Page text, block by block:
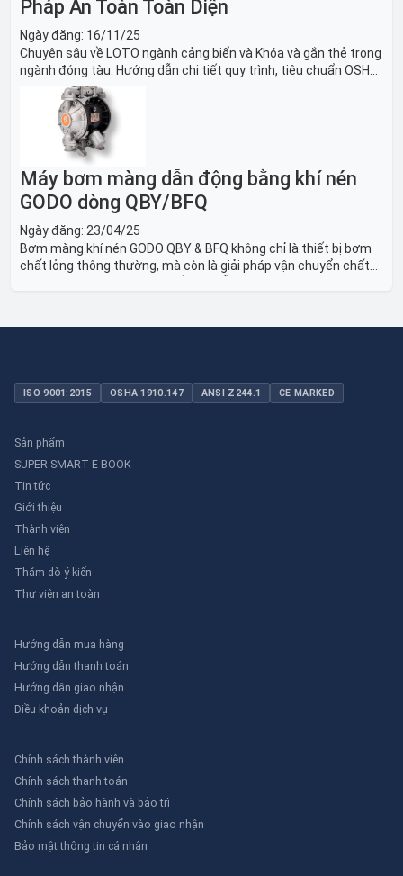
Pháp An Toàn Toàn Diện
Ngày đăng: 16/11/25
Chuyên sâu về LOTO ngành cảng biển và Khóa và gắn thẻ trong
ngành đóng tàu. Hướng dẫn chi tiết quy trình, tiêu chuẩn OSHA,
thiết bị và Giải pháp LOTO trong công nghiệp đóng tàu toàn
Máy bơm màng dẫn động bằng khí nén
GODO dòng QBY/BFQ
Ngày đăng: 23/04/25
Bơm màng khí nén GODO QBY & BFQ không chỉ là thiết bị bơm
chất lỏng thông thường, mà còn là giải pháp vận chuyển chất
ISO 9001:2015 OSHA 1910.147 ANSI Z244.1 CE MARKED
Sản phẩm
SUPER SMART E-BOOK
Tin tức
Giới thiệu
Thành viên
Liên hệ
Thăm dò ý kiến
Thư viên an toàn
Hướng dẫn mua hàng
Hướng dẫn thanh toán
Hướng dẫn giao nhận
Điều khoản dịch vụ
Chính sách thành viên
Chính sách thanh toán
Chính sách bảo hành và bảo trì
Chính sách vận chuyển vào giao nhận
Bảo mật thông tin cá nhân